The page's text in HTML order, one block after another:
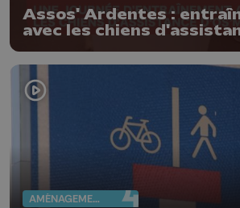
Assos' Ardentes :
avec les chiens
AMÉNAGEMENT DU TERRITOIRE